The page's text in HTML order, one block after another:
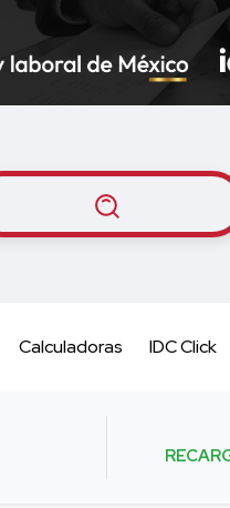
Calculadoras IDC Click